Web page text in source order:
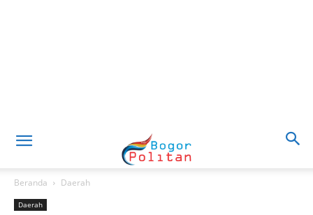
Beranda Daerah
Daerah